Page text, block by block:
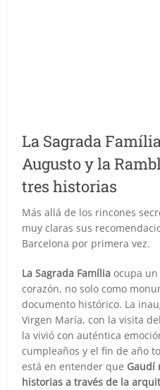
La Sagrada
Augusto y la
tres historias
Más allá de los rincones
muy claras sus
Barcelona por primera vez.
La Sagrada Família ocupa
corazón, no solo como
documento histórico. La
Virgen María, con la visita
la vivió con auténtica
cumpleaños y el fin de año
está en entender que Gaudí
historias a través de la